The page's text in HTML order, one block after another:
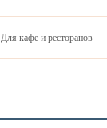
Для кафе и ресторанов